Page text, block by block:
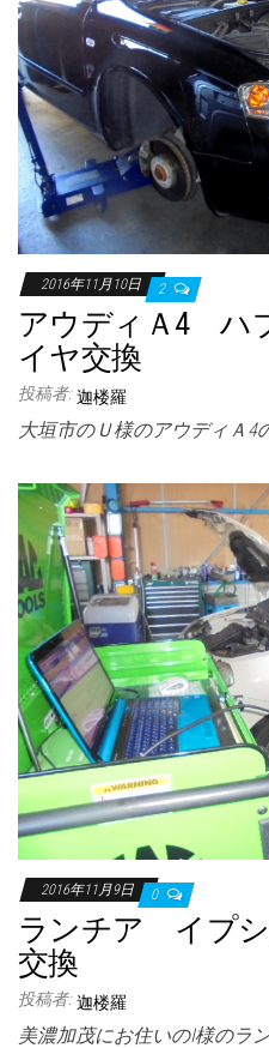
2016年11月10日 2
アウディＡ4 ハ
イヤ交換
投稿者: 迦楼羅
大垣市のＵ様のアウディＡ4
2016年11月9日 0
ランチア イプ
交換
投稿者: 迦楼羅
美濃加茂にお住いのI様のラ